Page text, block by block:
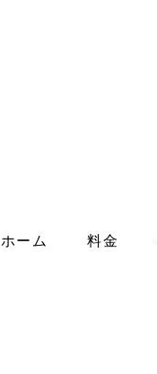
ホーム 料金